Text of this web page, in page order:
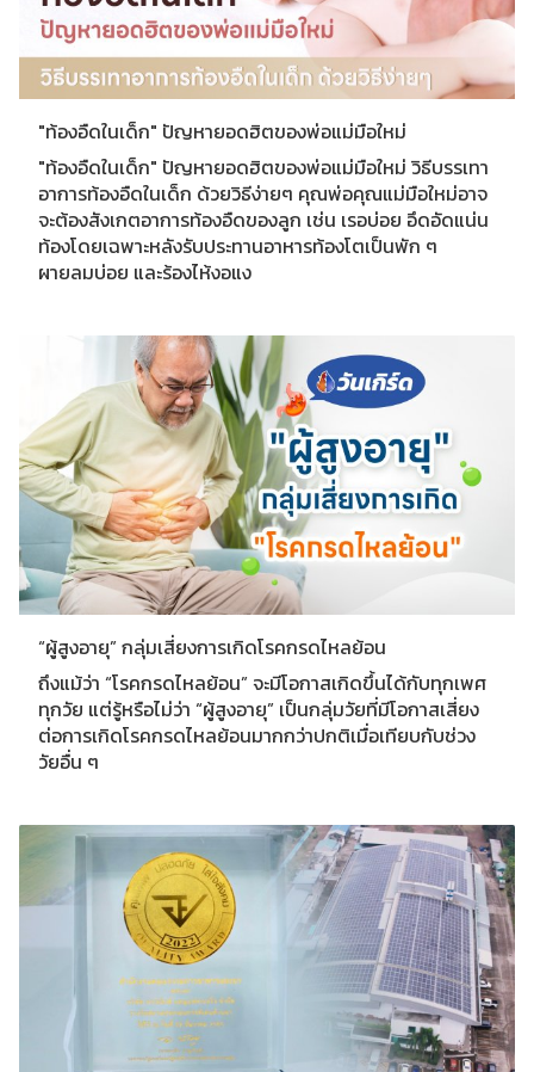
"ท้องอืดในเด็ก" ปัญหายอดฮิตของพ่อแม่มือใหม่
"ท้องอืดในเด็ก" ปัญหายอดฮิตของพ่อแม่มือใหม่ วิธีบรรเทา
อาการท้องอืดในเด็ก ด้วยวิธีง่ายๆ คุณพ่อคุณแม่มือใหม่อาจ
จะต้องสังเกตอาการท้องอืดของลูก เช่น เรอบ่อย อึดอัดแน่น
ท้องโดยเฉพาะหลังรับประทานอาหารท้องโตเป็นพัก ๆ
ผายลมบ่อย และร้องไห้งอแง
“ผู้สูงอายุ” กลุ่มเสี่ยงการเกิดโรคกรดไหลย้อน
ถึงแม้ว่า “โรคกรดไหลย้อน” จะมีโอกาสเกิดขึ้นได้กับทุกเพศ
ทุกวัย แต่รู้หรือไม่ว่า “ผู้สูงอายุ” เป็นกลุ่มวัยที่มีโอกาสเสี่ยง
ต่อการเกิดโรคกรดไหลย้อนมากกว่าปกติเมื่อเทียบกับช่วง
วัยอื่น ๆ